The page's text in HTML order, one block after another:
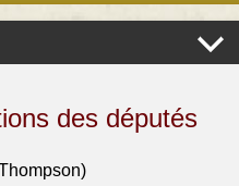
des députés